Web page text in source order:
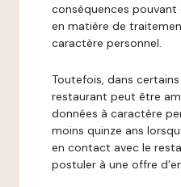
conséquences
en matière de
caractère personnel.
Toutefois, dans
restaurant peut être
données à caractère
moins quinze ans
en contact avec le
postuler à une offre